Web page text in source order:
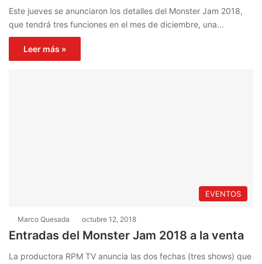
Este jueves se anunciaron los detalles del Monster Jam 2018,
que tendrá tres funciones en el mes de diciembre, una…
Leer más »
EVENTOS
Marco Quesada octubre 12, 2018
Entradas del Monster Jam 2018 a la venta
La productora RPM TV anuncia las dos fechas (tres shows) que